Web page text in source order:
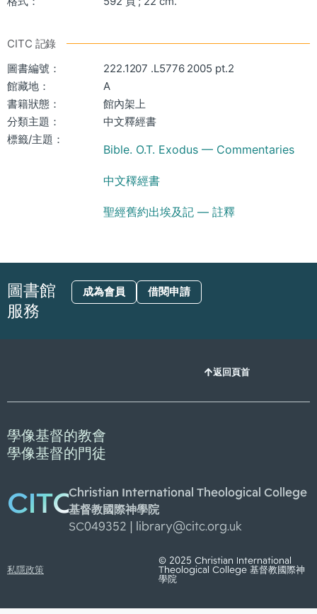
CITC 記錄
圖書編號：
222.1207 .L5776 2005 pt.2
館藏地：
A
書籍狀態：
館內架上
分類主題：
中文釋經書
標籤/主題：
Bible. O.T. Exodus — Commentaries
中文䆁經書
聖經舊約出埃及記 — 註釋
圖書館
服務
成為會員 借閱申請
返回頁首
學像基督的教會
學像基督的門徒
CITCChristian International Theological College
基督教國際神學院
SC049352 | library@citc.org.uk
私隱政策
© 2025 Christian International
Theological College 基督教國際神
學院